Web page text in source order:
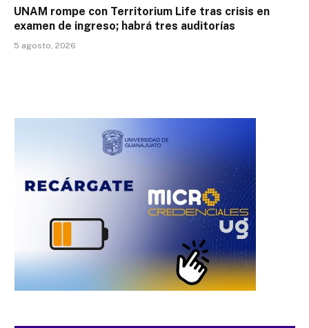
UNAM rompe con Territorium Life tras crisis en
examen de ingreso; habrá tres auditorías
5 agosto, 2026